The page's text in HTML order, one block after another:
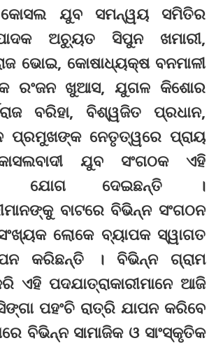
ଯୁବ ସମନ୍ୱୟ ସମିତିର
ଅଚ୍ୟୁତ ସିପୁନ ଖମାରୀ,
ଭୋଇ, କୋଷାଧ୍ୟକ୍ଷ ବନମାଳୀ
ରଂଜନ ଖୁଆସ, ଯୁଗଳ କିଶୋର
ବରିହା, ବିଶ୍ୱଜିତ ପ୍ରଧାନ,
ପ୍ରମୁଖଙ୍କ ନେତୃତ୍ୱରେ ପ୍ରାୟ
ଯୁବ ସଂଗଠକ ଏହି
ଯୋଗ ଦେଇଛନ୍ତି ।
ବାଟରେ ବିଭିନ୍ନ ସଂଗଠନ
ଲୋକେ ବ୍ୟାପକ ସ୍ୱାଗତ
କରିଛନ୍ତି । ବିଭିନ୍ନ ଗ୍ରାମ
ପଦଯାତ୍ରାକାରୀମାନେ ଆଜି
ପହଂଚି ରାତ୍ରି ଯାପନ କରିବେ
ବିଭିନ୍ନ ସାମାଜିକ ଓ ସାଂସ୍କୃତିକ